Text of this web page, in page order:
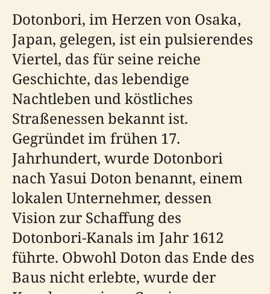
Dotonbori, im Herzen von Osaka,
Japan, gelegen, ist ein pulsierendes
Viertel, das für seine reiche
Geschichte, das lebendige
Nachtleben und köstliches
Straßenessen bekannt ist.
Gegründet im frühen 17.
Jahrhundert, wurde Dotonbori
nach Yasui Doton benannt, einem
lokalen Unternehmer, dessen
Vision zur Schaffung des
Dotonbori-Kanals im Jahr 1612
führte. Obwohl Doton das Ende des
Baus nicht erlebte, wurde der